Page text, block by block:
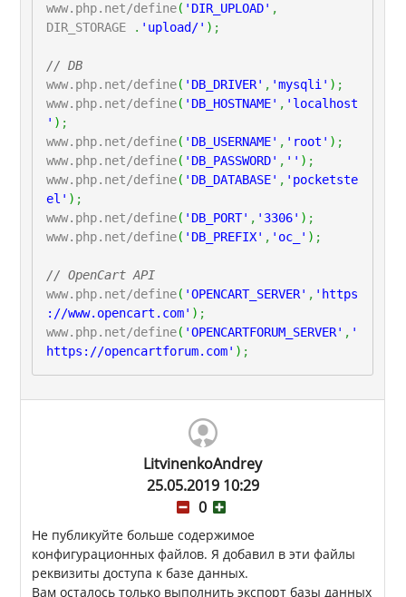
www.php.net/define( 'DIR_UPLOAD' ,
DIR_STORAGE
. 'upload/' ) ;
// DB
www.php.net/define( 'DB_DRIVER' , 'mysqli' ) ;
www.php.net/define( 'DB_HOSTNAME' , 'localhost
' ) ;
www.php.net/define( 'DB_USERNAME' , 'root' ) ;
www.php.net/define( 'DB_PASSWORD' , '' ) ;
www.php.net/define( 'DB_DATABASE' , 'pocketste
el' ) ;
www.php.net/define( 'DB_PORT' , '3306' ) ;
www.php.net/define( 'DB_PREFIX' , 'oc_' ) ;
// OpenCart API
www.php.net/define( 'OPENCART_SERVER' , 'https
://www.opencart.com' ) ;
www.php.net/define( 'OPENCARTFORUM_SERVER' , '
https://opencartforum.com' ) ;
LitvinenkoAndrey
25.05.2019 10:29
0
Не публикуйте больше содержимое
конфигурационных файлов. Я добавил в эти файлы
реквизиты доступа к базе данных.
Вам осталось только выполнить экспорт базы данных